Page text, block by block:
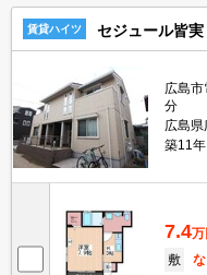
賃貸ハイツ セジュール皆
広島
分
広島県
築11年
7.4万
敷